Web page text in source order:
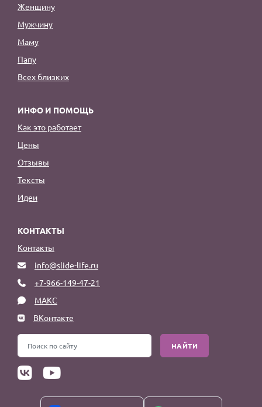
Женщину
Мужчину
Маму
Папу
Всех близких
ИНФО И ПОМОЩЬ
Как это работает
Цены
Отзывы
Тексты
Идеи
КОНТАКТЫ
Контакты
info@slide-life.ru
+7-966-149-47-21
МАКС
ВКонтакте
НАЙТИ